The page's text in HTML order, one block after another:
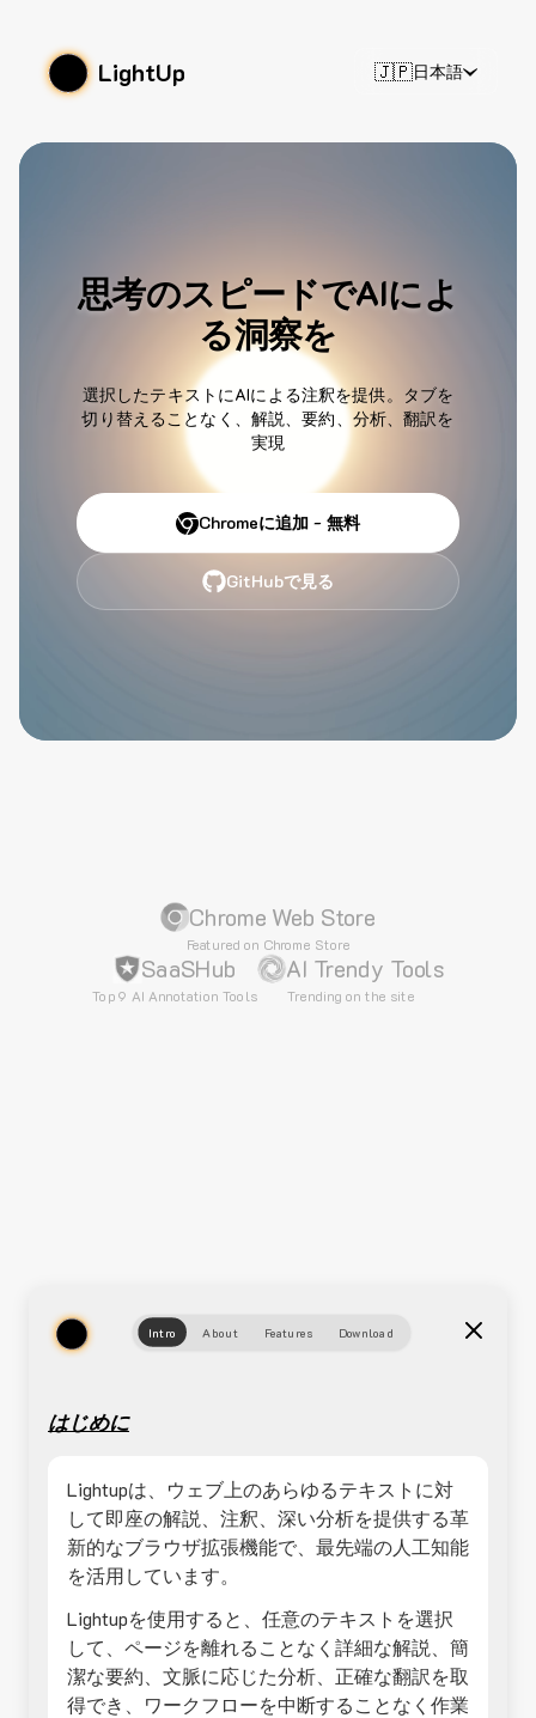
LightUp 🇯🇵日本語
思考のスピードでAIによ
る洞察を
選択したテキストにAIによる注釈を提供。タブを
切り替えることなく、解説、要約、分析、翻訳を
実現
Chromeに追加 - 無料
GitHubで見る
Chrome Web Store
Featured on Chrome Store
SaaSHub
Top 9 AI Annotation Tools
AI Trendy Tools
Trending on the site
Intro About Features Download
はじめに
Lightupは、ウェブ上のあらゆるテキストに対
して即座の解説、注釈、深い分析を提供する革
新的なブラウザ拡張機能で、最先端の人工知能
を活用しています。
Lightupを使用すると、任意のテキストを選択
して、ページを離れることなく詳細な解説、簡
潔な要約、文脈に応じた分析、正確な翻訳を取
得でき、ワークフローを中断することなく作業